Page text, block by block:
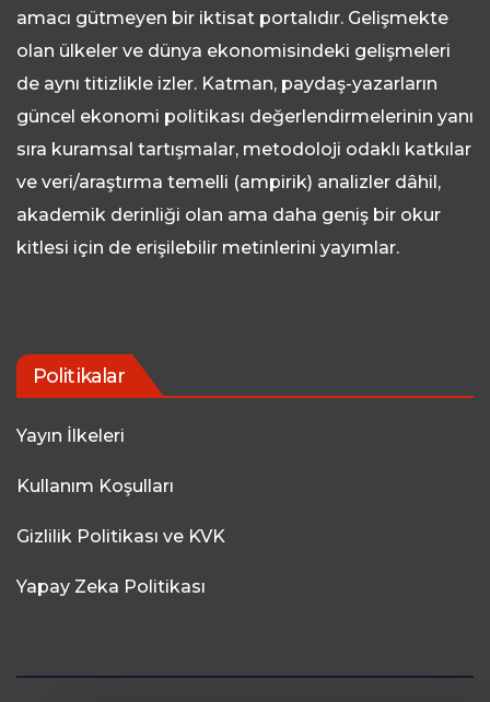
amacı gütmeyen bir iktisat portalıdır. Gelişmekte
olan ülkeler ve dünya ekonomisindeki gelişmeleri
de aynı titizlikle izler. Katman, paydaş-yazarların
güncel ekonomi politikası değerlendirmelerinin yanı
sıra kuramsal tartışmalar, metodoloji odaklı katkılar
ve veri/araştırma temelli (ampirik) analizler dâhil,
akademik derinliği olan ama daha geniş bir okur
kitlesi için de erişilebilir metinlerini yayımlar.
Politikalar
Yayın İlkeleri
Kullanım Koşulları
Gizlilik Politikası ve KVK
Yapay Zeka Politikası